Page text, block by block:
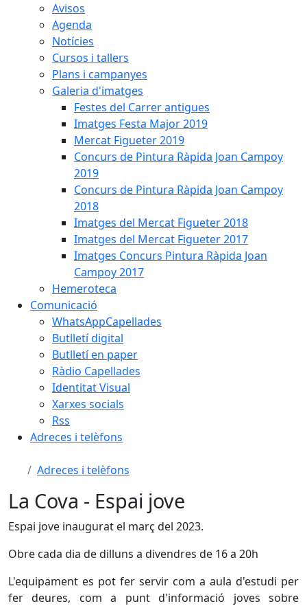
Avisos
Agenda
Notícies
Cursos i tallers
Plans i campanyes
Galeria d'imatges
Festes del Carrer antigues
Imatges Festa Major 2019
Mercat Figueter 2019
Concurs de Pintura Ràpida Joan Campoy
2019
Concurs de Pintura Ràpida Joan Campoy
2018
Imatges del Mercat Figueter 2018
Imatges del Mercat Figueter 2017
Imatges Concurs Pintura Ràpida Joan
Campoy 2017
Hemeroteca
Comunicació
WhatsAppCapellades
Butlletí digital
Butlletí en paper
Ràdio Capellades
Identitat Visual
Xarxes socials
Rss
Adreces i telèfons
Adreces i telèfons
La Cova - Espai jove
Espai jove inaugurat el març del 2023.
Obre cada dia de dilluns a divendres de 16 a 20h
L'equipament es pot fer servir com a aula d'estudi per
fer deures, com a punt d'informació joves sobre